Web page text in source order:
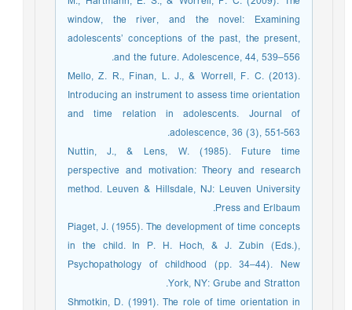
window, the river, and the novel: Examining
adolescents’ conceptions of the past, the present,
and the future. Adolescence, 44, 539–556.
Mello, Z. R., Finan, L. J., & Worrell, F. C. (2013).
Introducing an instrument to assess time orientation
and time relation in adolescents. Journal of
adolescence, 36 (3), 551-563.
Nuttin, J., & Lens, W. (1985). Future time
perspective and motivation: Theory and research
method. Leuven & Hillsdale, NJ: Leuven University
Press and Erlbaum.
Piaget, J. (1955). The development of time concepts
in the child. In P. H. Hoch, & J. Zubin (Eds.),
Psychopathology of childhood (pp. 34–44). New
York, NY: Grube and Stratton.
Shmotkin, D. (1991). The role of time orientation in